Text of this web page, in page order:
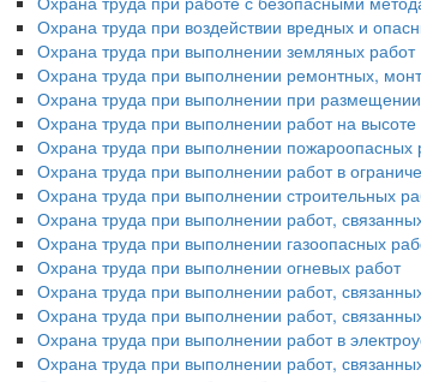
Охрана труда при воздействии вредных и
Охрана труда при выполнении земляных работ
Охрана труда при выполнении ремонтных,
Охрана труда при выполнении при
Охрана труда при выполнении работ на высоте
Охрана труда при выполнении пожароопасных
Охрана труда при выполнении работ в
Охрана труда при выполнении строительных
Охрана труда при выполнении работ,
Охрана труда при выполнении газоопасных
Охрана труда при выполнении огневых работ
Охрана труда при выполнении работ,
Охрана труда при выполнении работ,
Охрана труда при выполнении работ в
Охрана труда при выполнении работ,